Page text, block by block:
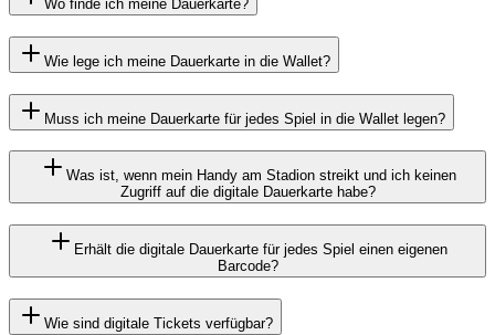
Wo finde ich meine Dauerkarte?
Wie lege ich meine Dauerkarte in die Wallet?
Muss ich meine Dauerkarte für jedes Spiel in die Wallet legen?
Was ist, wenn mein Handy am Stadion streikt und ich keinen
Zugriff auf die digitale Dauerkarte habe?
Erhält die digitale Dauerkarte für jedes Spiel einen eigenen
Barcode?
Wie sind digitale Tickets verfügbar?